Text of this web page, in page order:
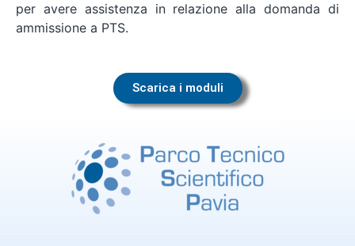
per avere assistenza in relazione alla domanda di
ammissione a PTS.
Scarica i moduli